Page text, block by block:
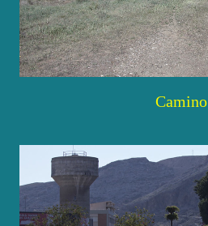
Camino